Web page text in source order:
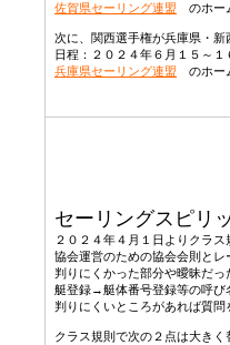
佐賀県セーリング連盟 のホー
次に、関西選手権が兵庫県・新
日程：２０２４年６月１５～１
兵庫県セーリング連盟 のホー
セーリングスピリ
２０２４年４月１日よりクラス
協会運営のための協会会則とレ
判りにくかった部分や曖昧だっ
艇登録→艇体番号登録等の呼び
判りにくいところがあれば質問
クラス規則で次の２点は大きく